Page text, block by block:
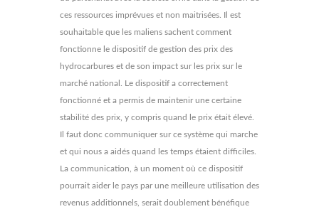
ces ressources imprévues et non maitrisées. Il est
souhaitable que les maliens sachent comment
fonctionne le dispositif de gestion des prix des
hydrocarbures et de son impact sur les prix sur le
marché national. Le dispositif a correctement
fonctionné et a permis de maintenir une certaine
stabilité des prix, y compris quand le prix était élevé.
Il faut donc communiquer sur ce système qui marche
et qui nous a aidés quand les temps étaient difficiles.
La communication, à un moment où ce dispositif
pourrait aider le pays par une meilleure utilisation des
revenus additionnels, serait doublement bénéfique